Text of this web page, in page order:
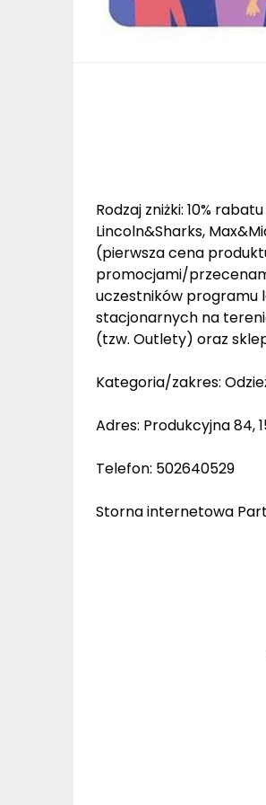
Rodzaj zniżki: 10%
Lincoln&Sharks,
(pierwsza cena
promocjami/
uczestników programu
stacjonarnych na
(tzw. Outlety) oraz
Kategoria/zakres:
Adres: Produkcyjna 84,
Telefon: 502640529
Storna internetowa